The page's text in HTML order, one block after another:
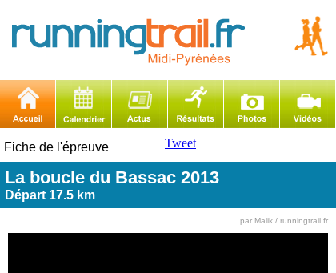
Fiche de l'épreuve Tweet
La boucle du Bassac 2013
Départ 17.5 km
par Malik / runningtrail.fr